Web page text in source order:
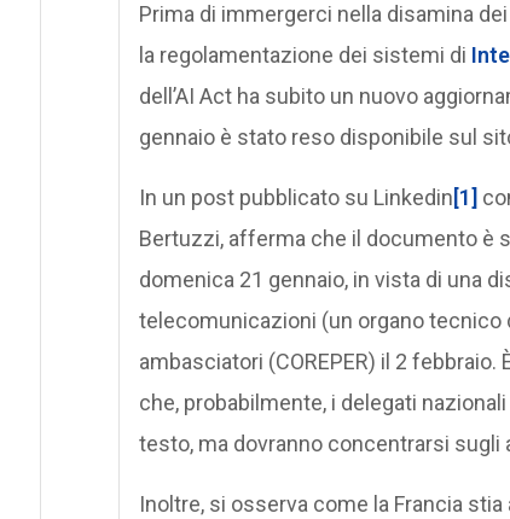
Prima di immergerci nella disamina
la regolamentazione dei sistemi di
dell’AI Act ha subito un nuovo
gennaio è stato reso disponibile sul
In un post pubblicato su Linkedin[1]
Bertuzzi, afferma che il documento è
domenica 21 gennaio, in vista di una
telecomunicazioni (un organo tecnico
ambasciatori (COREPER) il 2 febbraio.
che, probabilmente, i delegati
testo, ma dovranno concentrarsi sugli
Inoltre, si osserva come la Francia